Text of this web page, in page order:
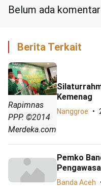
Belum ada komentar
Berita Terkait
Rapimnas
PPP. ©2014
Merdeka.com
Kemenag
Nanggroe
Pemko
Banda Aceh